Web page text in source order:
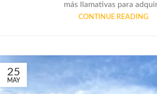
más llamativas para
CONTINUE READING
25
MAY